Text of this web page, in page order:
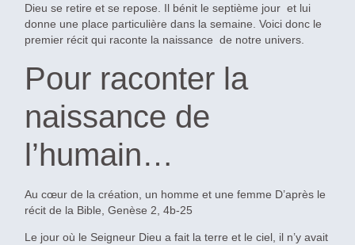
Dieu se retire et se repose. Il bénit le septième jour et lui
donne une place particulière dans la semaine. Voici donc le
premier récit qui raconte la naissance de notre univers.
Pour raconter la
naissance de
l’humain…
Au cœur de la création, un homme et une femme D’après le
récit de la Bible, Genèse 2, 4b-25
Le jour où le Seigneur Dieu a fait la terre et le ciel, il n’y avait